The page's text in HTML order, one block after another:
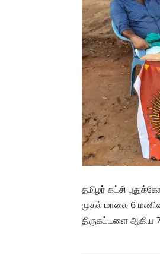
தமிழர் கட்சி
முதல் மாலை 6
திருகட்டளை ஆகிய